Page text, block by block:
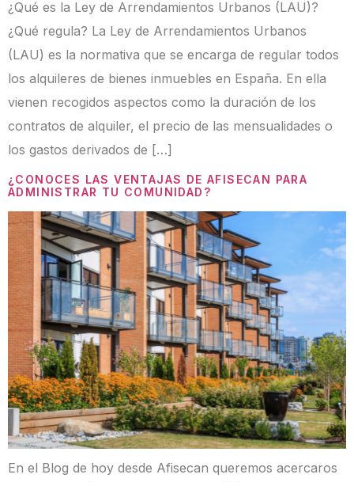
¿Qué es la Ley de Arrendamientos Urbanos (LAU)?
¿Qué regula? La Ley de Arrendamientos Urbanos
(LAU) es la normativa que se encarga de regular todos
los alquileres de bienes inmuebles en España. En ella
vienen recogidos aspectos como la duración de los
contratos de alquiler, el precio de las mensualidades o
los gastos derivados de […]
¿CONOCES LAS VENTAJAS DE AFISECAN PARA
ADMINISTRAR TU COMUNIDAD?
En el Blog de hoy desde Afisecan queremos acercaros